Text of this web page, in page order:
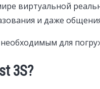
виртуальной
и даже
для
3S?